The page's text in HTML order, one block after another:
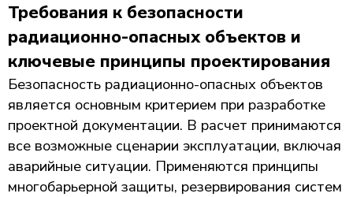
Требования к безопасности
радиационно-опасных объектов и
ключевые принципы проектирования
Безопасность радиационно-опасных объектов
является основным критерием при разработке
проектной документации. В расчет принимаются
все возможные сценарии эксплуатации, включая
аварийные ситуации. Применяются принципы
многобарьерной защиты, резервирования систем